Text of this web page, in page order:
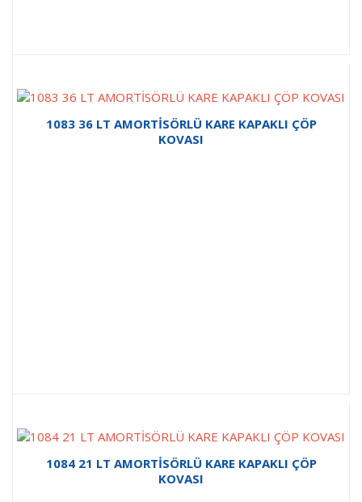
1083 36 LT AMORTİSÖRLÜ KARE KAPAKLI ÇÖP
KOVASI
1084 21 LT AMORTİSÖRLÜ KARE KAPAKLI ÇÖP
KOVASI